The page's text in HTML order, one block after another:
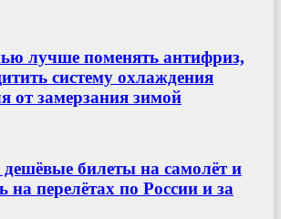
лучше поменять антифриз,
систему охлаждения
от замерзания зимой
билеты на самолёт и
на перелётах по России и за